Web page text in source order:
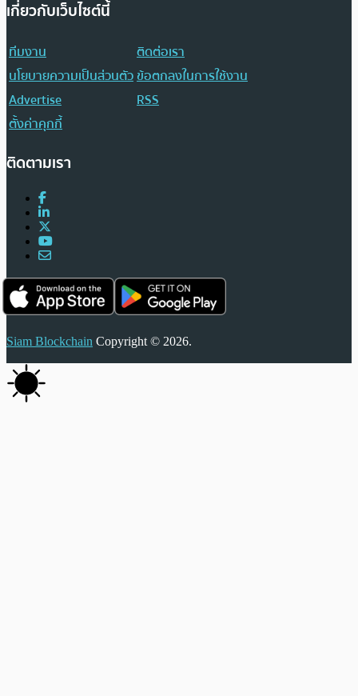
เกี่ยวกับเว็บไซต์นี้
ทีมงาน
ติดต่อเรา
นโยบายความเป็นส่วนตัวข้อตกลงในการใช้งาน
Advertise
RSS
ตั้งค่าคุกกี้
ติดตามเรา
Siam Blockchain Copyright © 2026.